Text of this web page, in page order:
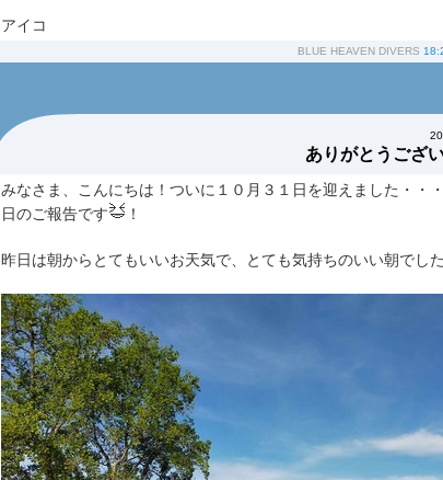
アイコ
BLUE HEAVEN DIVERS
ありがとうござ
みなさま、こんにちは！ついに１０月３１日を迎えました・・
日のご報告です
！
昨日は朝からとてもいいお天気で、とても気持ちのいい朝でし